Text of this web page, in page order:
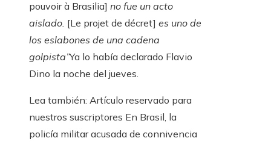
pouvoir à Brasilia] no fue un acto
aislado. [Le projet de décret] es uno de
los eslabones de una cadena
golpista”Ya lo había declarado Flavio
Dino la noche del jueves.
Lea también: Artículo reservado para
nuestros suscriptores En Brasil, la
policía militar acusada de connivencia